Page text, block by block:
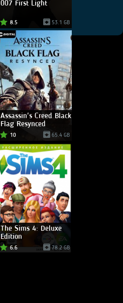
007 First Light
8.5 53.1 GB
Assassin's Creed Black
Flag Resynced
10 65.4 GB
The Sims 4: Deluxe
Edition
6.6 78.2 GB